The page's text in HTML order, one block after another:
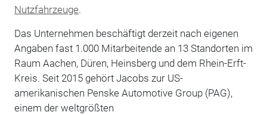
Nutzfahrzeuge.
Das Unternehmen beschäftigt derzeit nach eigenen
Angaben fast 1.000 Mitarbeitende an 13 Standorten im
Raum Aachen, Düren, Heinsberg und dem Rhein-Erft-
Kreis. Seit 2015 gehört Jacobs zur US-
amerikanischen Penske Automotive Group (PAG),
einem der weltgrößten